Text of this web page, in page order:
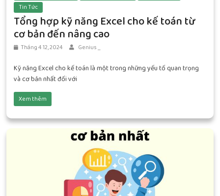
Tin Tức
Tổng hợp kỹ năng Excel cho kế toán từ
cơ bản đến nâng cao
Tháng 4 12, 2024 Genius _
Kỹ năng Excel cho kế toán là một trong những yếu tố quan trọng
và cơ bản nhất đối với
Xem thêm